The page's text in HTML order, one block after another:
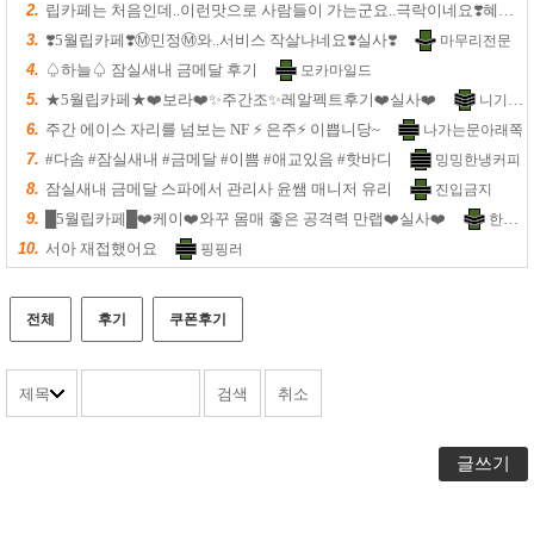
2. 립카페는 처음인데..이런맛으로 사람들이 가는군요..극락이네요❣️혜리❣️실사
3. ❣️5월립카페❣️Ⓜ️민정Ⓜ️와..서비스 작살나네요❣️실사❣️ 마무리전문
4. ♤하늘♤ 잠실새내 금메달 후기 모카마일드
5. ★5월립카페★❤️보라❤️✨주간조✨레알펙트후기❤️실사❤️ 니기밈2
6. 주간 에이스 자리를 넘보는 NF ⚡️ 은주⚡️ 이쁩니당~ 나가는문아래쪽
7. #다솜 #잠실새내 #금메달 #이쁨 #애교있음 #핫바디 밍밍한냉커피
8. 잠실새내 금메달 스파에서 관리사 윤쌤 매니저 유리 진입금지
9. █5월립카페█❤️케이❤️와꾸 몸매 좋은 공격력 만랩❤️실사❤️ 한번갈까
10. 서아 재접했어요 핑핑러
전체 후기 쿠폰후기
글쓰기